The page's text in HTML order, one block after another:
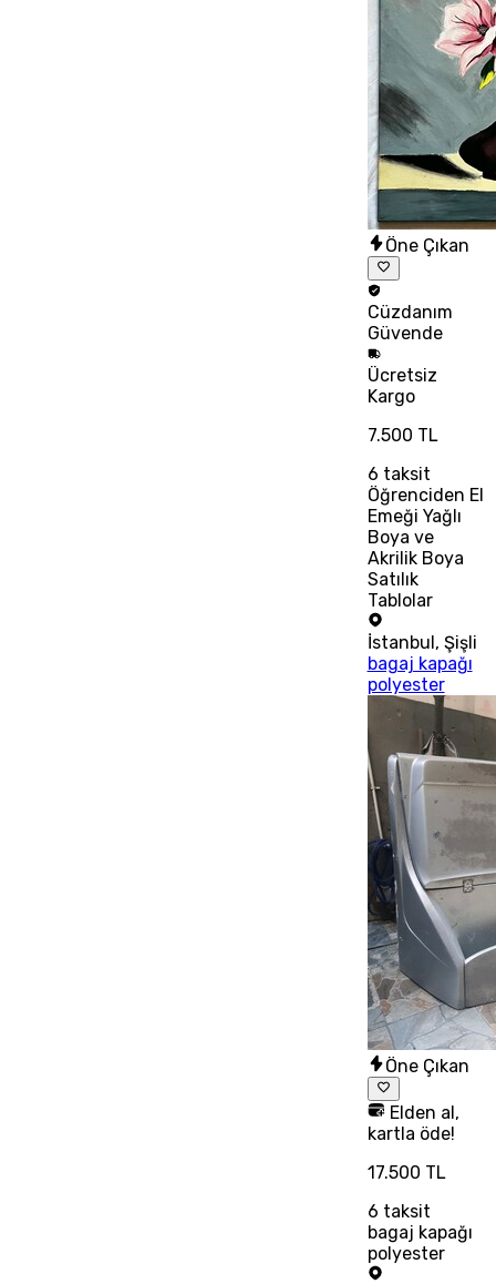
Öne Çıkan
Cüzdanım
Güvende
Ücretsiz
Kargo
7.500 TL
6 taksit
Öğrenciden El
Emeği Yağlı
Boya ve
Akrilik Boya
Satılık
Tablolar
İstanbul, Şişli
bagaj kapağı
polyester
Öne Çıkan
Elden al,
kartla öde!
17.500 TL
6 taksit
bagaj kapağı
polyester